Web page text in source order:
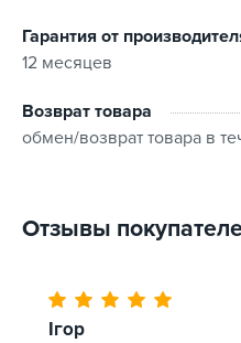
Гарантия от
12 месяцев
Возврат товара
обмен/возврат товара в
Отзывы
Ігор